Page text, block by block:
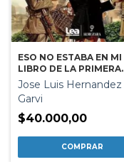
ESO NO ESTABA EN MI
LIBRO DE LA PRIMERA
GUERRA MUNDIAL
Jose Luis Hernandez
Garvi
$40.000,00